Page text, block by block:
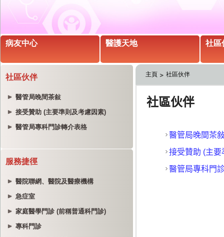
病友中心 醫護天地 社區
社區伙伴
醫管局晚間茶敍
接受贊助 (主要準則及考慮因素)
醫管局專科門診轉介表格
服務捷徑
醫院聯網、醫院及醫療機構
急症室
家庭醫學門診 (前稱普通科門診)
專科門診
主頁 社區伙伴